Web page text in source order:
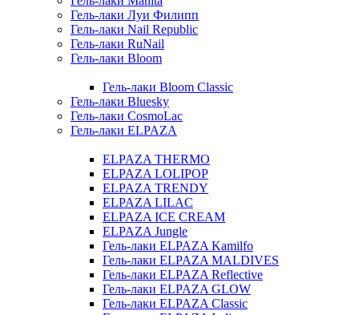
Гель-лаки Луи Филипп
Гель-лаки Nail Republic
Гель-лаки RuNail
Гель-лаки Bloom
Гель-лаки Bloom Classic
Гель-лаки Bluesky
Гель-лаки CosmoLac
Гель-лаки ELPAZA
ELPAZA THERMO
ELPAZA LOLIPOP
ELPAZA TRENDY
ELPAZA LILAC
ELPAZA IСE CREAM
ELPAZA Jungle
Гель-лаки ELPAZA Kamilfo
Гель-лаки ELPAZA MALDIVES
Гель-лаки ELPAZA Reflective
Гель-лаки ELPAZA GLOW
Гель-лаки ELPAZA Classic